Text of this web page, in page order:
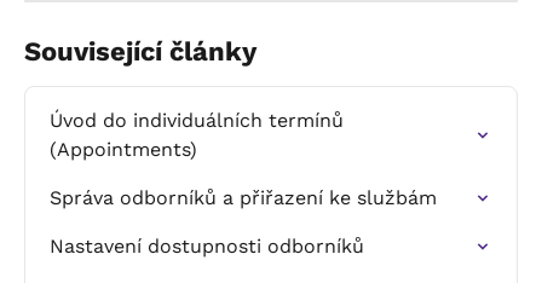
Související články
Úvod do individuálních termínů
(Appointments)
Správa odborníků a přiřazení ke službám
Nastavení dostupnosti odborníků